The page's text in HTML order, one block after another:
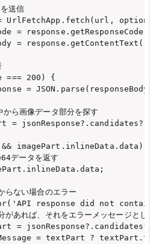
送信
UrlFetchApp.fetch(url,
=
=
=== 200) {
=
ら画像データ部分を探す
=
imagePart.inlineData.data)
データを返す
ない場合のエラー
response did not
あれば、それをエラーメッセージとし
=
= textPart ?